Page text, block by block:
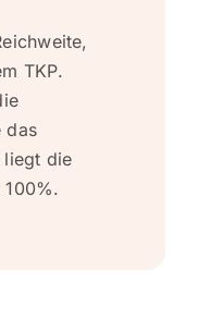
TKP.
das
liegt die